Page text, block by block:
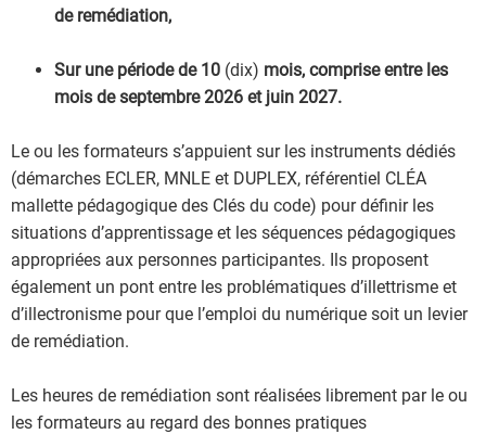
de remédiation,
Sur une période de 10 (dix) mois, comprise entre les
mois de septembre 2026 et juin 2027.
Le ou les formateurs s’appuient sur les instruments dédiés
(démarches ECLER, MNLE et DUPLEX, référentiel CLÉA
mallette pédagogique des Clés du code) pour définir les
situations d’apprentissage et les séquences pédagogiques
appropriées aux personnes participantes. Ils proposent
également un pont entre les problématiques d’illettrisme et
d’illectronisme pour que l’emploi du numérique soit un levier
de remédiation.
Les heures de remédiation sont réalisées librement par le ou
les formateurs au regard des bonnes pratiques